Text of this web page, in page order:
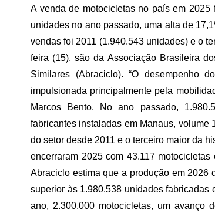
A venda de motocicletas no país em
unidades no ano passado, uma alta de
vendas foi 2011 (1.940.543 unidades) e o
feira (15), são da Associação Brasileira
Similares (Abraciclo). “O desempenho
impulsionada principalmente pela
Marcos Bento. No ano passado,
fabricantes instaladas em Manaus, volume
do setor desde 2011 e o terceiro maior da
encerraram 2025 com 43.117
Abraciclo estima que a produção em 2026
superior às 1.980.538 unidades fabricadas
ano, 2.300.000 motocicletas, um avanço